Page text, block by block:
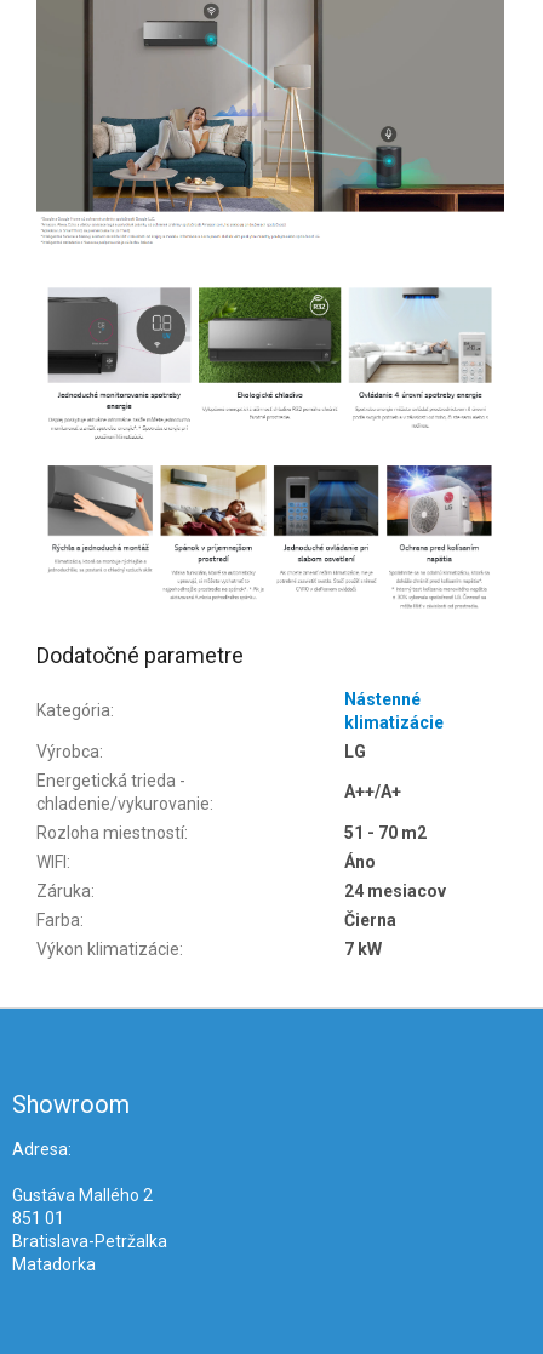
Dodatočné parametre
Kategória:
Nástenné
klimatizácie
Výrobca:
LG
Energetická trieda -
chladenie/vykurovanie:
A++/A+
Rozloha miestností:
51 - 70 m2
WIFI :
Áno
Záruka:
24 mesiacov
Farba:
Čierna
Výkon klimatizácie: 7 kW
Showroom
Adresa:
Gustáva Mallého 2
851 01
Bratislava-Petržalka
Matadorka